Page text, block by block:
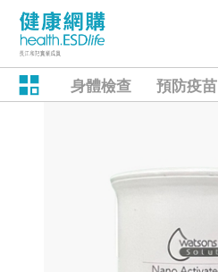
身體檢查 預防疫苗